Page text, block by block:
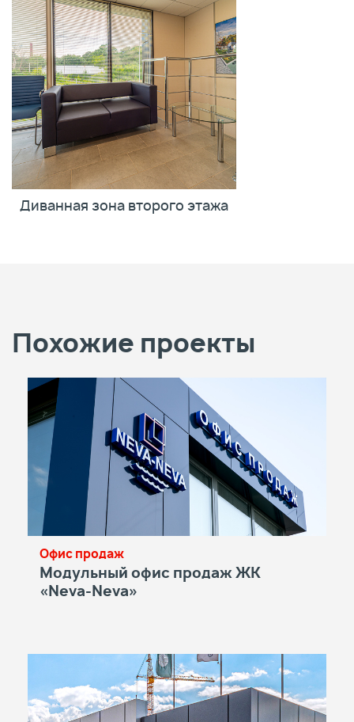
Диванная зона второго этажа
Похожие проекты
Офис продаж
Модульный офис продаж ЖК
«Neva-Neva»